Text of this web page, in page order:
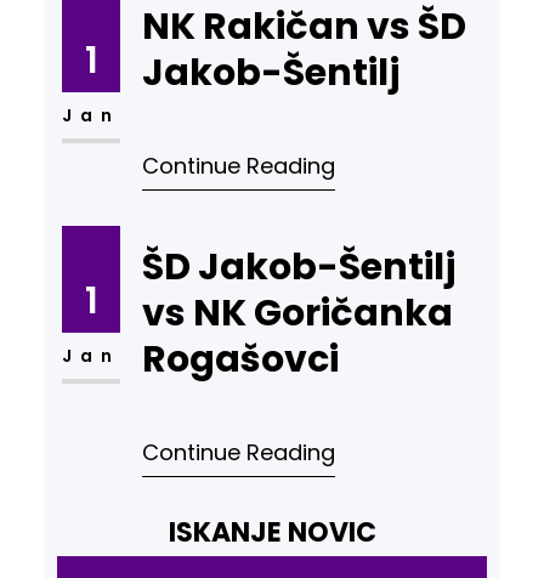
1
Jan
NK Rakičan vs ŠD
Jakob-Šentilj
Continue Reading
1
Jan
ŠD Jakob-Šentilj
vs NK Goričanka
Rogašovci
Continue Reading
ISKANJE NOVIC